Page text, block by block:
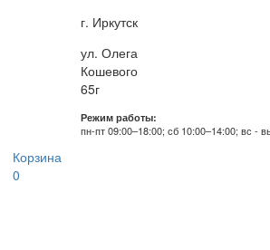
г. Иркутск
ул. Олега
Кошевого
65г
Режим работы:
пн-пт 09:00–18:00; сб 10:00–14:00; вс -
Корзина
0